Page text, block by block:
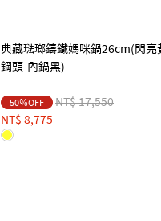
典藏琺瑯鑄鐵媽咪鍋26cm(閃亮
鋼頭-內鍋黑)
50％OFF Price reduced from
NT$ 17,550to
NT$ 8,775